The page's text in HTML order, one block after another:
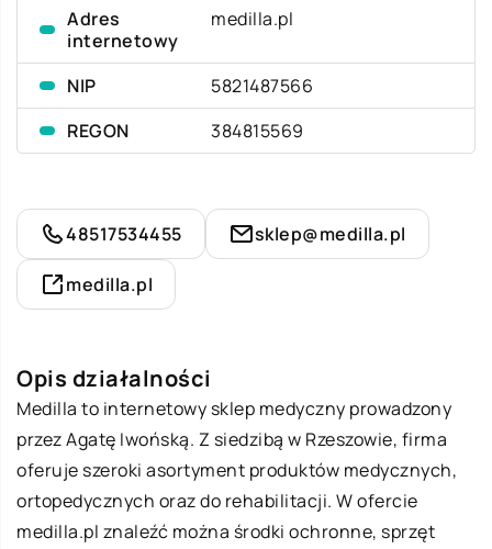
Adres
internetowy
medilla.pl
NIP
5821487566
REGON
384815569
48517534455 sklep@medilla.pl
medilla.pl
Opis działalności
Medilla to internetowy sklep medyczny prowadzony
przez Agatę Iwońską. Z siedzibą w Rzeszowie, firma
oferuje szeroki asortyment produktów medycznych,
ortopedycznych oraz do rehabilitacji. W ofercie
medilla.pl znaleźć można środki ochronne, sprzęt